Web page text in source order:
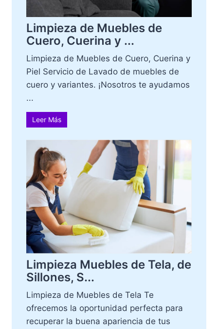
Limpieza de Muebles de
Cuero, Cuerina y ...
Limpieza de Muebles de Cuero, Cuerina y
Piel Servicio de Lavado de muebles de
cuero y variantes. ¡Nosotros te ayudamos
...
Leer Más
Limpieza Muebles de Tela, de
Sillones, S...
Limpieza de Muebles de Tela Te
ofrecemos la oportunidad perfecta para
recuperar la buena apariencia de tus